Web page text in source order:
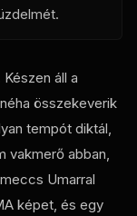
áll a
összekeverik
tempót diktál,
vakmerő abban,
Umarral
képet, és egy